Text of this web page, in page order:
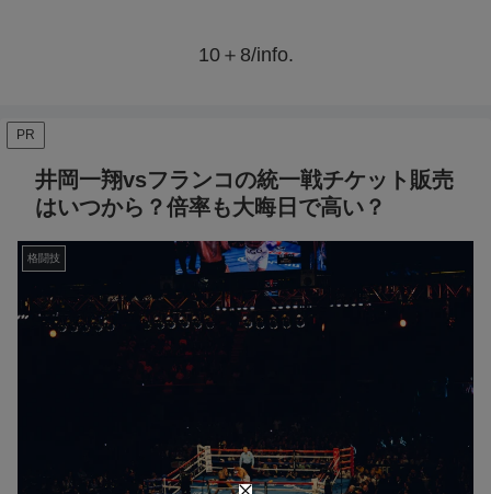
10＋8/info.
PR
井岡一翔vsフランコの統一戦チケット販売
はいつから？倍率も大晦日で高い？
格闘技